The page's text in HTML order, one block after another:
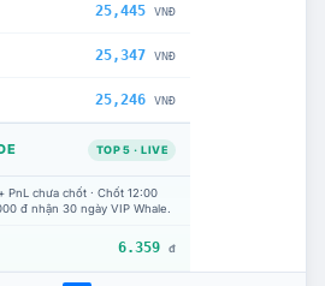
25,445 VNĐ
25,347 VNĐ
25,246 VNĐ
TOP 5 · LIVE
chưa chốt · Chốt 12:00
đ nhận 30 ngày VIP Whale.
6.359 đ